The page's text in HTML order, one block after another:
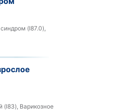
(I87.0),
(I83), Варикозное